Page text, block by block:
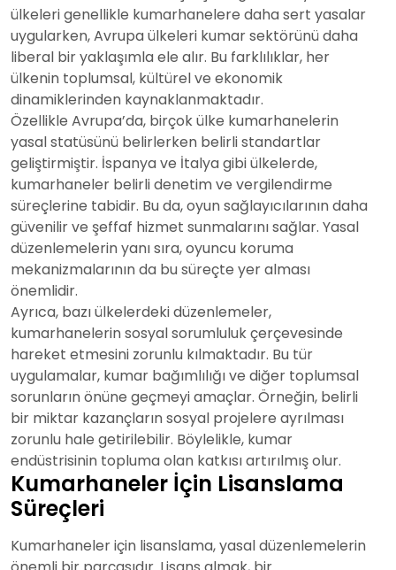
ülkeleri genellikle kumarhanelere daha sert yasalar
uygularken, Avrupa ülkeleri kumar sektörünü daha
liberal bir yaklaşımla ele alır. Bu farklılıklar, her
ülkenin toplumsal, kültürel ve ekonomik
dinamiklerinden kaynaklanmaktadır.
Özellikle Avrupa’da, birçok ülke kumarhanelerin
yasal statüsünü belirlerken belirli standartlar
geliştirmiştir. İspanya ve İtalya gibi ülkelerde,
kumarhaneler belirli denetim ve vergilendirme
süreçlerine tabidir. Bu da, oyun sağlayıcılarının daha
güvenilir ve şeffaf hizmet sunmalarını sağlar. Yasal
düzenlemelerin yanı sıra, oyuncu koruma
mekanizmalarının da bu süreçte yer alması
önemlidir.
Ayrıca, bazı ülkelerdeki düzenlemeler,
kumarhanelerin sosyal sorumluluk çerçevesinde
hareket etmesini zorunlu kılmaktadır. Bu tür
uygulamalar, kumar bağımlılığı ve diğer toplumsal
sorunların önüne geçmeyi amaçlar. Örneğin, belirli
bir miktar kazançların sosyal projelere ayrılması
zorunlu hale getirilebilir. Böylelikle, kumar
endüstrisinin topluma olan katkısı artırılmış olur.
Kumarhaneler İçin Lisanslama
Süreçleri
Kumarhaneler için lisanslama, yasal düzenlemelerin